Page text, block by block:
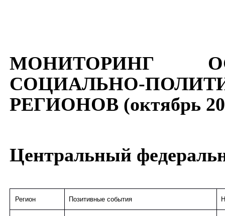
МОНИТОРИНГ
СОЦИАЛЬНО-
РЕГИОНОВ (октябрь
Центральный
Регион Позитивные события